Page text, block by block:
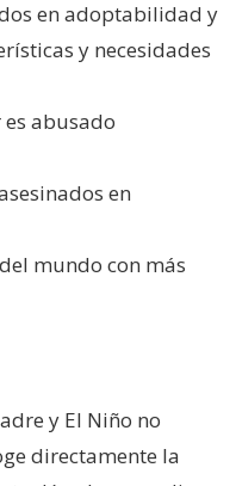
en adoptabilidad y
y necesidades
abusado
en
mundo con más
y El Niño no
directamente la